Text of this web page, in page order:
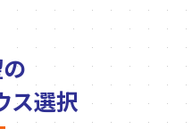
ス選択